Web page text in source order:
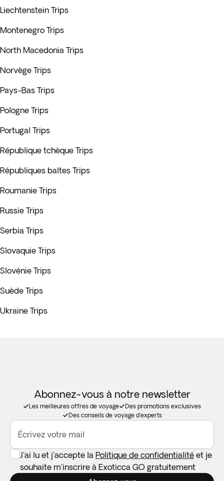
Liechtenstein Trips
Montenegro Trips
North Macedonia Trips
Norvège Trips
Pays-Bas Trips
Pologne Trips
Portugal Trips
République tchèque Trips
Républiques baltes Trips
Roumanie Trips
Russie Trips
Serbia Trips
Slovaquie Trips
Slovénie Trips
Suède Trips
Ukraine Trips
Abonnez-vous à notre newsletter
Les meilleures offres de voyage
Des promotions exclusives
Des conseils de voyage d'experts
Écrivez votre mail
J'ai lu et j'accepte la Politique de confidentialité et je
souhaite m'inscrire à Exoticca GO gratuitement